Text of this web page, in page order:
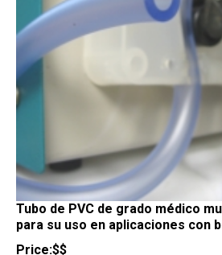
Tubo de PVC de grado médico
para su uso en aplicaciones con
Price:$$